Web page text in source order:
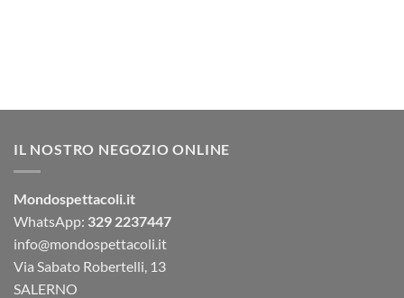
IL NOSTRO NEGOZIO ONLINE
Mondospettacoli.it
WhatsApp: 329 2237447
info@mondospettacoli.it
Via Sabato Robertelli, 13
SALERNO